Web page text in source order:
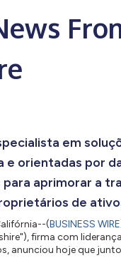
em
e orientadas por
aprimorar a
de
(BUSINESS WIRE
firma com
anunciou hoje que